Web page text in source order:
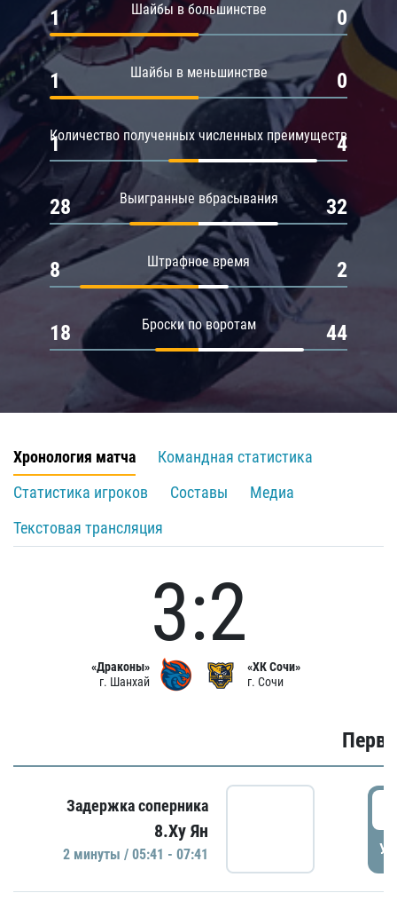
Шайбы в большинстве
1 0
Шайбы в меньшинстве
1 0
Количество полученных численных преимуществ
1 4
Выигранные вбрасывания
28 32
Штрафное время
8 2
Броски по воротам
18 44
Хронология матча
Командная статистика
Статистика игроков
Составы
Медиа
Текстовая трансляция
«Драконы»
г. Шанхай
3:2
«ХК Сочи»
г. Сочи
Задержка соперника
8.Ху Ян
2 минуты / 05:41 - 07:41